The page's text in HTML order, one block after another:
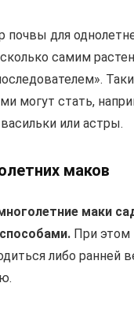
почвы для
самим
могут стать,
или астры.
маков
маки
При этом
либо ранней